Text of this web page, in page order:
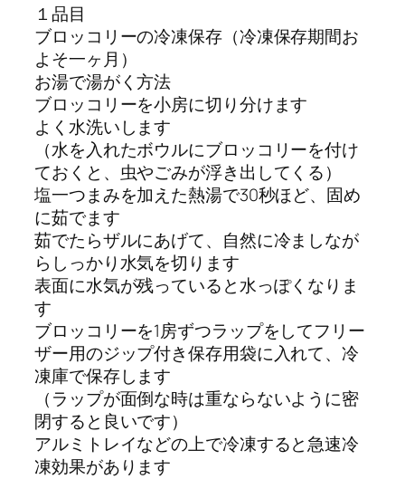
１品目
ブロッコリーの冷凍保存（冷凍保存期間お
よそ一ヶ月）
お湯で湯がく方法
ブロッコリーを小房に切り分けます
よく水洗いします
（水を入れたボウルにブロッコリーを付け
ておくと、虫やごみが浮き出してくる）
塩一つまみを加えた熱湯で30秒ほど、固め
に茹でます
茹でたらザルにあげて、自然に冷ましなが
らしっかり水気を切ります
表面に水気が残っていると水っぽくなりま
す
ブロッコリーを1房ずつラップをしてフリー
ザー用のジップ付き保存用袋に入れて、冷
凍庫で保存します
（ラップが面倒な時は重ならないように密
閉すると良いです）
アルミトレイなどの上で冷凍すると急速冷
凍効果があります